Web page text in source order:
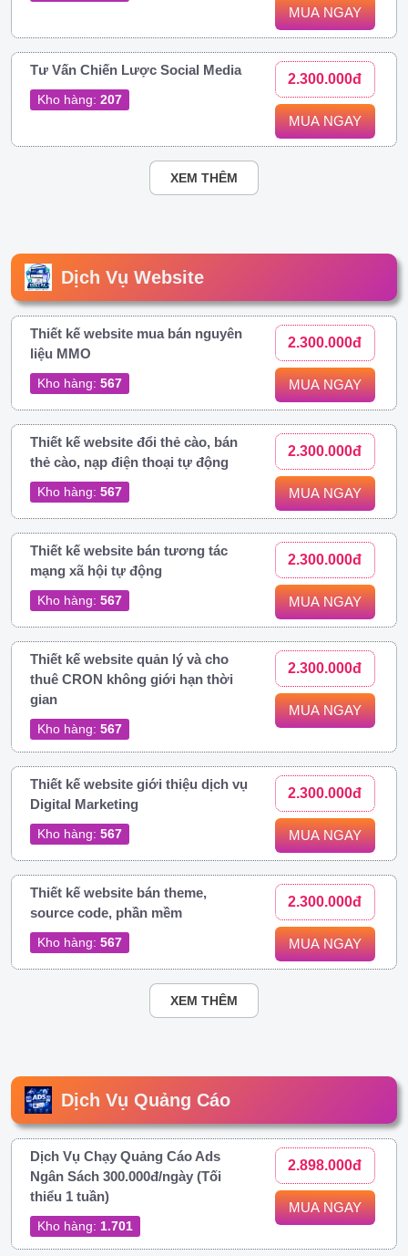
MUA NGAY
Tư Vấn Chiến Lược Social Media
Kho hàng: 207
2.300.000đ
MUA NGAY
XEM THÊM
Dịch Vụ Website
Thiết kế website mua bán nguyên
liệu MMO
Kho hàng: 567
2.300.000đ
MUA NGAY
Thiết kế website đổi thẻ cào, bán
thẻ cào, nạp điện thoại tự động
Kho hàng: 567
2.300.000đ
MUA NGAY
Thiết kế website bán tương tác
mạng xã hội tự động
Kho hàng: 567
2.300.000đ
MUA NGAY
Thiết kế website quản lý và cho
thuê CRON không giới hạn thời
gian
Kho hàng: 567
2.300.000đ
MUA NGAY
Thiết kế website giới thiệu dịch vụ
Digital Marketing
Kho hàng: 567
2.300.000đ
MUA NGAY
Thiết kế website bán theme,
source code, phần mềm
Kho hàng: 567
2.300.000đ
MUA NGAY
XEM THÊM
Dịch Vụ Quảng Cáo
Dịch Vụ Chạy Quảng Cáo Ads
Ngân Sách 300.000đ/ngày (Tối
thiểu 1 tuần)
Kho hàng: 1.701
2.898.000đ
MUA NGAY